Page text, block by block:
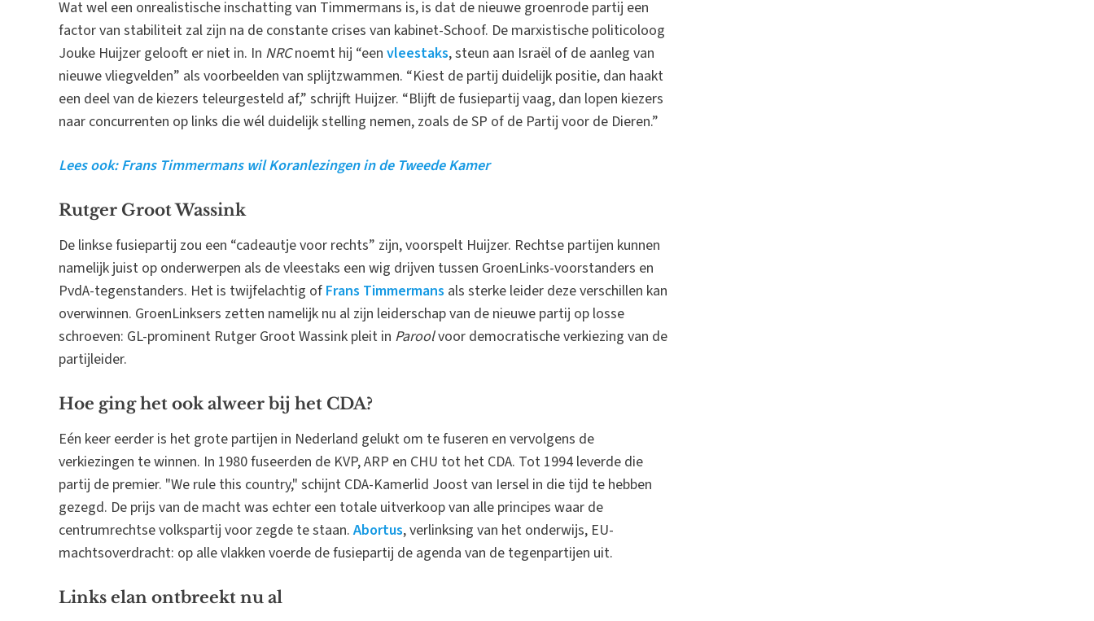
Wat wel een onrealistische inschatting van Timmermans is, is dat de nieuwe groenrode partij een
factor van stabiliteit zal zijn na de constante crises van kabinet-Schoof. De marxistische politicoloog
Jouke Huijzer gelooft er niet in. In NRCnoemt hij “een vleestaks, steun aan Israël of de aanleg van
nieuwe vliegvelden” als voorbeelden van splijtzwammen. “Kiest de partij duidelijk positie, dan haakt
een deel van de kiezers teleurgesteld af,” schrijft Huijzer. “Blijft de fusiepartij vaag, dan lopen kiezers
naar concurrenten op links die wél duidelijk stelling nemen, zoals de SP of de Partij voor de Dieren.”
Lees ook: Frans Timmermans wil Koranlezingen in de Tweede Kamer
Rutger Groot Wassink
De linkse fusiepartij zou een “cadeautje voor rechts” zijn, voorspelt Huijzer. Rechtse partijen kunnen
namelijk juist op onderwerpen als de vleestaks een wig drijven tussen GroenLinks-voorstanders en
PvdA-tegenstanders. Het is twijfelachtig of Frans Timmermans als sterke leider deze verschillen kan
overwinnen. GroenLinksers zetten namelijk nu al zijn leiderschap van de nieuwe partij op losse
schroeven: GL-prominent Rutger Groot Wassink pleit in Paroolvoor democratische verkiezing van de
partijleider.
Hoe ging het ook alweer bij het CDA?
Eén keer eerder is het grote partijen in Nederland gelukt om te fuseren en vervolgens de
verkiezingen te winnen. In 1980 fuseerden de KVP, ARP en CHU tot het CDA. Tot 1994 leverde die
partij de premier. "We rule this country," schijnt CDA-Kamerlid Joost van Iersel in die tijd te hebben
gezegd. De prijs van de macht was echter een totale uitverkoop van alle principes waar de
centrumrechtse volkspartij voor zegde te staan.Abortus, verlinksing van het onderwijs, EU-
machtsoverdracht: op alle vlakken voerde de fusiepartij de agenda van de tegenpartijen uit.
Links elan ontbreekt nu al